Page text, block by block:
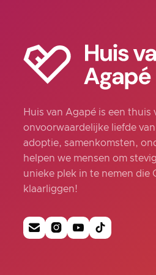
Huis van Agapé is een thuis
onvoorwaardelijke liefde
adoptie, samenkomsten,
helpen we mensen om
unieke plek in te nemen die
klaarliggen!
   